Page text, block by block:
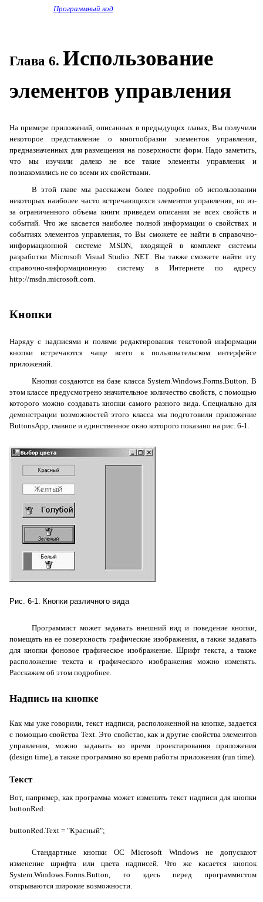
Программный код
Глава 6. Использование
элементов управления
На примере приложений, описанных в предыдущих главах, Вы получили
некоторое представление о многообразии элементов управления,
предназначенных для размещения на поверхности форм. Надо заметить,
что мы изучили далеко не все такие элементы управления и
познакомились не со всеми их свойствами.
В этой главе мы расскажем более подробно об использовании
некоторых наиболее часто встречающихся элементов управления, но из-
за ограниченного объема книги приведем описания не всех свойств и
событий. Что же касается наиболее полной информации о свойствах и
событиях элементов управления, то Вы сможете ее найти в справочно-
информационной системе MSDN, входящей в комплект системы
разработки Microsoft Visual Studio .NET. Вы также сможете найти эту
справочно-информационную систему в Интернете по адресу
http://msdn.microsoft.com.
Кнопки
Наряду с надписями и полями редактирования текстовой информации
кнопки встречаются чаще всего в пользовательском интерфейсе
приложений.
Кнопки создаются на базе классаSystem.Windows.Forms.Button. В
этом классе предусмотрено значительное количество свойств, с помощью
которого можно создавать кнопки самого разного вида. Специально для
демонстрации возможностей этого класса мы подготовили приложение
ButtonsApp, главное и единственное окно которого показано на рис. 6-1.
Рис. 6-1. Кнопки различного вида
Программист может задавать внешний вид и поведение кнопки,
помещать на ее поверхность графические изображения, а также задавать
для кнопки фоновое графическое изображение. Шрифт текста, а также
расположение текста и графического изображения можно изменять.
Расскажем об этом подробнее.
Надпись на кнопке
Как мы уже говорили, текст надписи, расположенной на кнопке, задается
с помощью свойства Text. Это свойство, как и другие свойства элементов
управления, можно задавать во время проектирования приложения
(design time), а также программно во время работы приложения (run time).
Текст
Вот, например, как программа может изменить текст надписи для кнопки
buttonRed:
buttonRed.Text = "Красный";
Стандартные кнопки ОСMicrosoft Windows не допускают
изменение шрифта или цвета надписей. Что же касается кнопок
System.Windows.Forms.Button, то здесь перед программистом
открываются широкие возможности.